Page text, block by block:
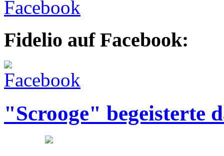
Fidelio auf Facebook:
"Scrooge" begeisterte